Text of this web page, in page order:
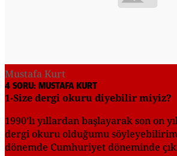
Mustafa Kurt
4 SORU: MUSTAFA KURT
1-Size dergi okuru diyebilir miyiz?
1990’lı yıllardan başlayarak son on
dergi okuru olduğumu
dönemde Cumhuriyet döneminde